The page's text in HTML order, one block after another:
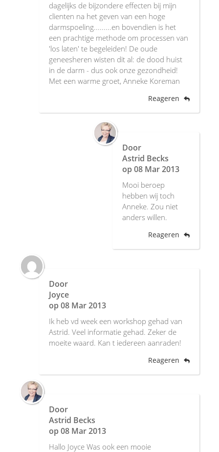
dagelijks de bijzondere effecten bij mijn
clienten na het geven van een hoge
darmspoeling.........en bovendien is het
een prachtige methode om processen van
'los laten' te begeleiden! De oude
geneesheren wisten dit al: de dood huist
in de darm - dus ook onze gezondheid!
Met een warme groet, Anneke Koreman
Reageren
Door
Astrid Becks
op 08 Mar 2013
Mooi beroep
hebben wij toch
Anneke. Zou niet
anders willen.
Reageren
Door
Joyce
op 08 Mar 2013
Ik heb vd week een workshop gehad van
Astrid. Veel informatie gehad. Zeker de
moeite waard. Kan t iedereen aanraden!
Reageren
Door
Astrid Becks
op 08 Mar 2013
Hallo Joyce Was ook een mooie